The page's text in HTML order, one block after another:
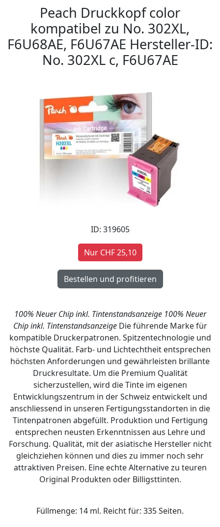
Peach Druckkopf color
kompatibel zu No. 302XL,
F6U68AE, F6U67AE Hersteller-ID:
No. 302XL c, F6U67AE
ID: 319605
Nur CHF 25,10
100% Neuer Chip inkl. Tintenstandsanzeige 100% Neuer
Chip inkl. TintenstandsanzeigeDie führende Marke für
kompatible Druckerpatronen. Spitzentechnologie und
höchste Qualität. Farb- und Lichtechtheit entsprechen
höchsten Anforderungen und gewährleisten brillante
Druckresultate. Um die Premium Qualität
sicherzustellen, wird die Tinte im eigenen
Entwicklungszentrum in der Schweiz entwickelt und
anschliessend in unseren Fertigungsstandorten in die
Tintenpatronen abgefüllt. Produktion und Fertigung
entsprechen neusten Erkenntnissen aus Lehre und
Forschung. Qualität, mit der asiatische Hersteller nicht
gleichziehen können und dies zu immer noch sehr
attraktiven Preisen. Eine echte Alternative zu teuren
Original Produkten oder Billigsttinten.
Füllmenge: 14 ml. Reicht für: 335 Seiten.